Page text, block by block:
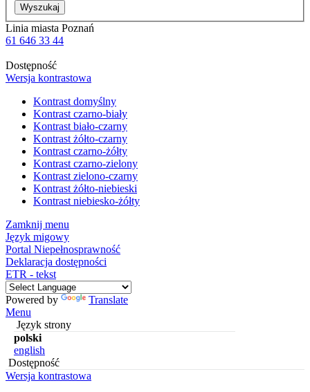
Wyszukaj
Linia miasta Poznań
61 646 33 44
Dostępność
Wersja kontrastowa
Kontrast domyślny
Kontrast czarno-biały
Kontrast biało-czarny
Kontrast żółto-czarny
Kontrast czarno-żółty
Kontrast czarno-zielony
Kontrast zielono-czarny
Kontrast żółto-niebieski
Kontrast niebiesko-żółty
Zamknij menu
Język migowy
Portal Niepełnosprawność
Deklaracja dostępności
ETR - tekst
Powered by
Translate
Menu
Język strony
polski
english
Dostępność
Wersja kontrastowa